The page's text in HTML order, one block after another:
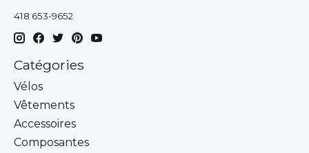
418 653-9652
Catégories
Vélos
Vêtements
Accessoires
Composantes